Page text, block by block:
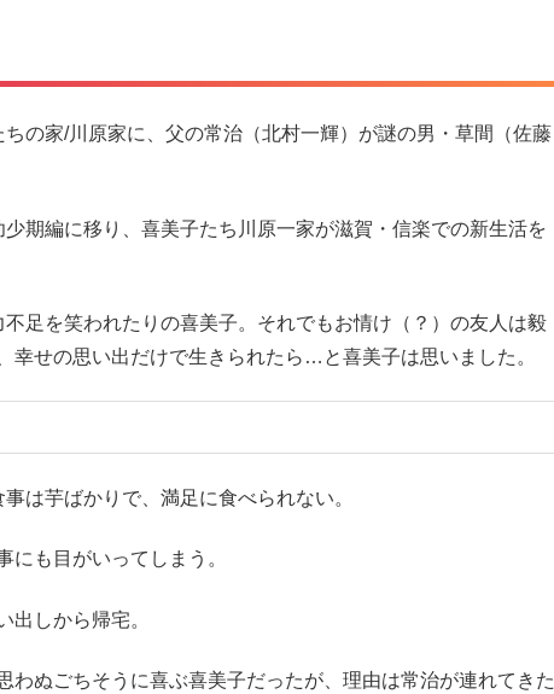
の家/川原家に、父の常治（北村一輝）が謎の男・草間（佐藤
期編に移り、喜美子たち川原一家が滋賀・信楽での新生活を
足を笑われたりの喜美子。それでもお情け（？）の友人は毅
幸せの思い出だけで生きられたら…と喜美子は思いました。
は芋ばかりで、満足に食べられない。
も目がいってしまう。
出しから帰宅。
わぬごちそうに喜ぶ喜美子だったが、理由は常治が連れてきた